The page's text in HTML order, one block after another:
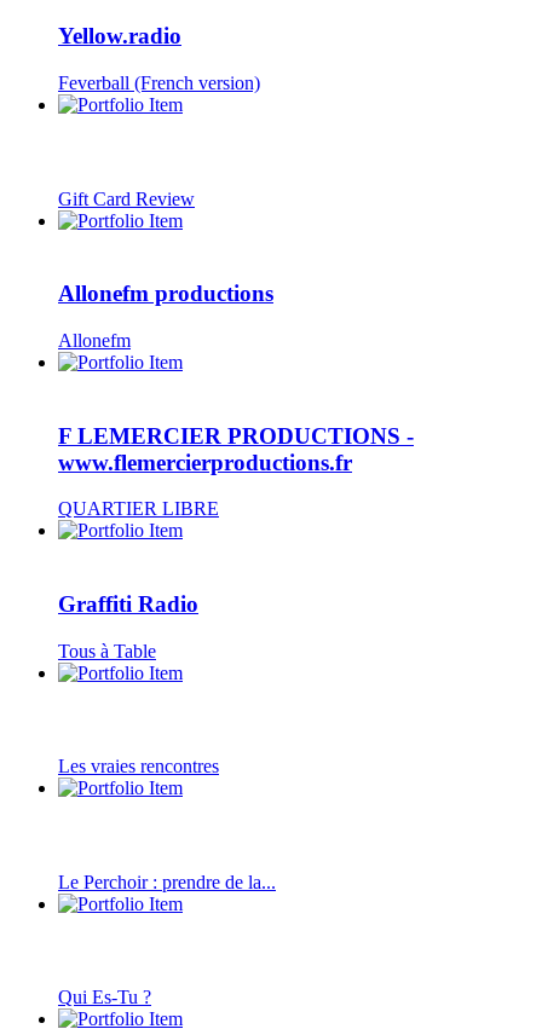
Yellow.radio
Feverball (French version)
Gift Card Review
Allonefm productions
Allonefm
F LEMERCIER PRODUCTIONS -
www.flemercierproductions.fr
QUARTIER LIBRE
Graffiti Radio
Tous à Table
Les vraies rencontres
Le Perchoir : prendre de la...
Qui Es-Tu ?